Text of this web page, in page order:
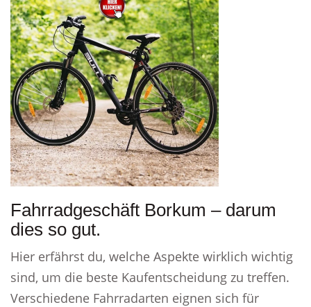
Fahrradgeschäft Borkum – darum
dies so gut.
Hier erfährst du, welche Aspekte wirklich wichtig
sind, um die beste Kaufentscheidung zu treffen.
Verschiedene Fahrradarten eignen sich für